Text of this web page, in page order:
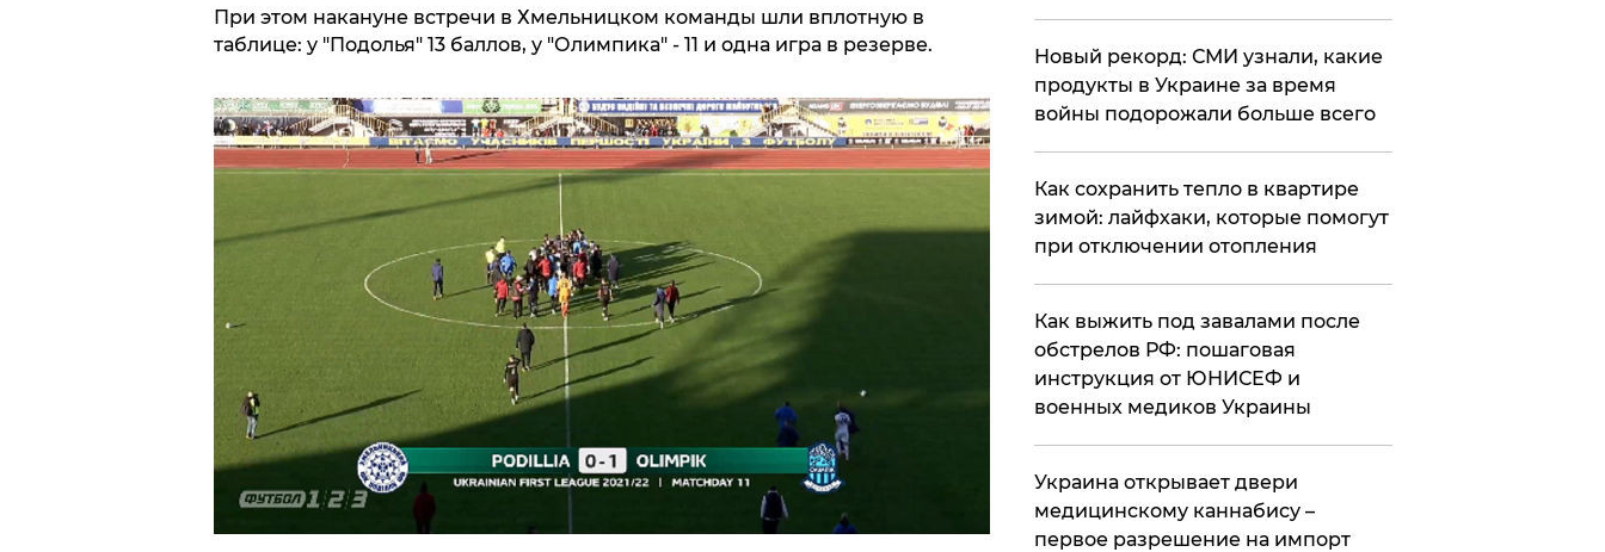
При этом накануне встречи в Хмельницком команды шли вплотную в
таблице: у "Подолья" 13 баллов, у "Олимпика" - 11 и одна игра в резерве.
Новый рекорд: СМИ узнали, какие
продукты в Украине за время
войны подорожали больше всего
​Как сохранить тепло в квартире
зимой: лайфхаки, которые помогут
при отключении отопления
Как выжить под завалами после
обстрелов РФ: пошаговая
инструкция от ЮНИСЕФ и
военных медиков Украины
Украина открывает двери
медицинскому каннабису –
первое разрешение на импорт